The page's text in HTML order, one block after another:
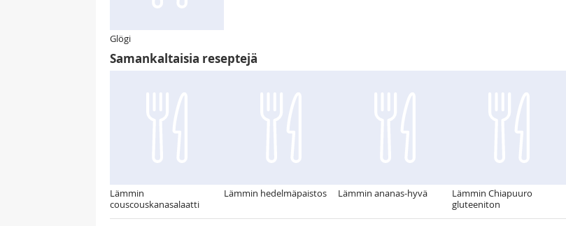
Glögi
Samankaltaisia reseptejä
Lämmin
couscouskanasalaatti
Lämmin hedelmäpaistos Lämmin ananas-hyvä
Lämmin Chiapuuro
gluteeniton